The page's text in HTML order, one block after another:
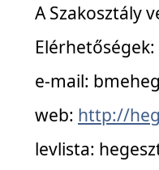
A Szakosztály
Elérhetőségek:
e-mail:
web: http://
levlista: